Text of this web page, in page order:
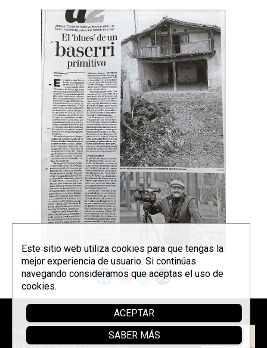
Korrontzi © 2026 - Tel. (+34) 618
072 076 -Política de privacidad
Patrocina
Este sitio web utiliza cookies para que tengas la
mejor experiencia de usuario. Si continúas
navegando consideramos que aceptas el uso de
cookies.
ACEPTAR
SABER MÁS